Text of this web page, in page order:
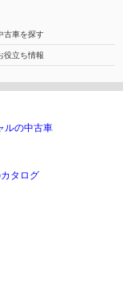
古車を探す
役立ち情報
ルの中古車
タログ